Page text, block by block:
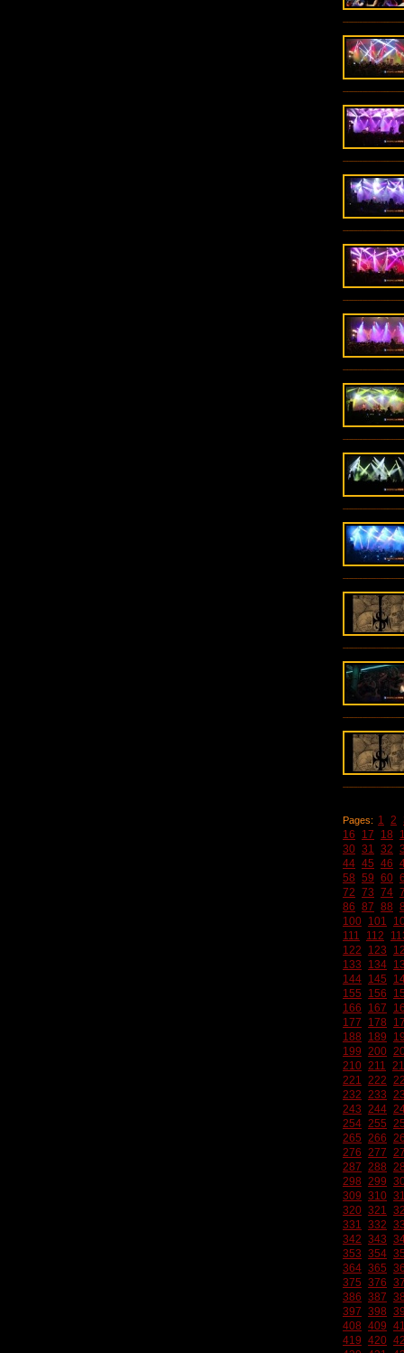
Pages: 1 2
16
17 18
30 31 32
44 45 46
58 59 60
72 73 74
86 87 88
100 101
111
112
122
123
133
134
144 145
155
156
166
167
177
178
188
189
199 200
210 211
221 222
232 233
243 244
254 255
265 266
276 277
287 288
298 299
309 310
320 321
331 332
342 343
353 354
364 365
375 376
386 387
397 398
408 409
419 420